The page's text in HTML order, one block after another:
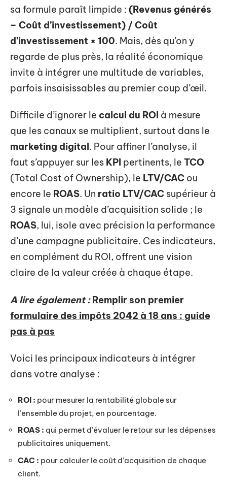
sa formule paraît limpide : (Revenus générés
– Coût d’investissement) / Coût
d’investissement × 100. Mais, dès qu’on y
regarde de plus près, la réalité économique
invite à intégrer une multitude de variables,
parfois insaisissables au premier coup d’œil.
Difficile d’ignorer le calcul du ROI à mesure
que les canaux se multiplient, surtout dans le
marketing digital. Pour affiner l’analyse, il
faut s’appuyer sur les KPI pertinents, le TCO
(Total Cost of Ownership), le LTV/CAC ou
encore le ROAS. Un ratio LTV/CAC supérieur à
3 signale un modèle d’acquisition solide ; le
ROAS, lui, isole avec précision la performance
d’une campagne publicitaire. Ces indicateurs,
en complément du ROI, offrent une vision
claire de la valeur créée à chaque étape.
A lire également : Remplir son premier
formulaire des impôts 2042 à 18 ans : guide
pas à pas
Voici les principaux indicateurs à intégrer
dans votre analyse :
ROI : pour mesurer la rentabilité globale sur
l’ensemble du projet, en pourcentage.
ROAS : qui permet d’évaluer le retour sur les dépenses
publicitaires uniquement.
CAC : pour calculer le coût d’acquisition de chaque
client.